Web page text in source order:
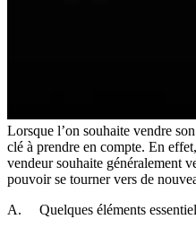
Lorsque l’on souhaite vendre
clé à prendre en compte. En
vendeur souhaite généralement
pouvoir se tourner vers de
A. Quelques éléments